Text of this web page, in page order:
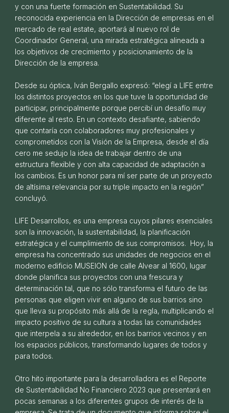
Bienvenido Colegio Shackleton
25 DE FEBRERO DE 2026
Reporte de Sustentabilidad 2024
30 DE DICIEMBRE DE 2025
Entregamos más de 300 lotes en EcoLagos.
y con una fuerte formación en Sustentabilidad. Su
reconocida experiencia en la Dirección de empresas en el
mercado de real estate, aportará al nuevo rol de
Coordinador General, una mirada estratégica alineada a
los objetivos de crecimiento y posicionamiento de la
Dirección de la empresa.
Desde su óptica, Iván Bergallo expresó: “elegí a LIFE entre
los distintos proyectos en los que tuve la oportunidad de
participar, principalmente porque percibí un desafío muy
diferente al resto. En un contexto desafiante, sabiendo
que contaría con colaboradores muy profesionales y
comprometidos con la Visión de la Empresa, desde el día
cero me sedujo la idea de trabajar dentro de una
estructura flexible y con alta capacidad de adaptación a
los cambios. Es un honor para mí ser parte de un proyecto
de altísima relevancia por su triple impacto en la región”
concluyó.
LIFE Desarrollos, es una empresa cuyos pilares esenciales
son la innovación, la sustentabilidad, la planificación
estratégica y el cumplimiento de sus compromisos. Hoy, la
empresa ha concentrado sus unidades de negocios en el
moderno edificio MUSEION de calle Alvear al 1600, lugar
donde planifica sus proyectos con una frescura y
determinación tal, que no sólo transforma el futuro de las
personas que eligen vivir en alguno de sus barrios sino
que lleva su propósito más allá de la regla, multiplicando el
impacto positivo de su cultura a todas las comunidades
que interpela a su alrededor, en los barrios vecinos y en
los espacios públicos, transformando lugares de todos y
para todos.
Otro hito importante para la desarrolladora es el Reporte
de Sustentabilidad No Financiero 2023 que presentará en
pocas semanas a los diferentes grupos de interés de la